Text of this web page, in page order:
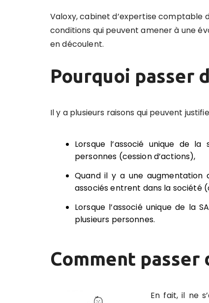
Valoxy, cabinet d’expertise comptable
conditions qui peuvent amener à une
en découlent.
Pourquoi passer
Il y a plusieurs raisons qui peuvent
Lorsque l’associé unique de
personnes (cession d’actions),
Quand il y a une augmentation
associés entrent dans la société
Lorsque l’associé unique de la
plusieurs personnes.
Comment passer
En fait, il ne